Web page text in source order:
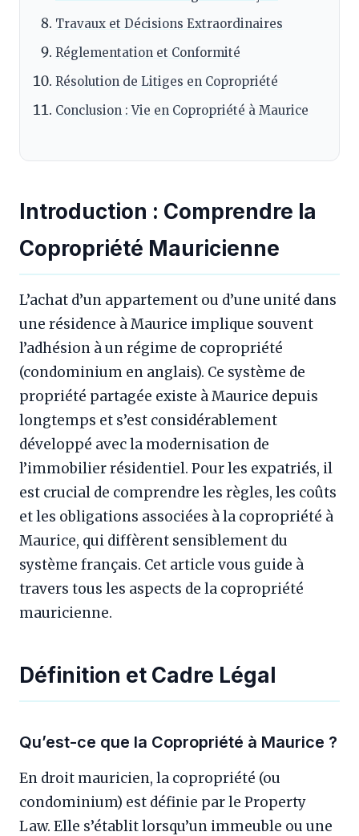
Travaux et Décisions Extraordinaires
Réglementation et Conformité
Résolution de Litiges en Copropriété
Conclusion : Vie en Copropriété à Maurice
Introduction : Comprendre la
Copropriété Mauricienne
L’achat d’un appartement ou d’une unité dans
une résidence à Maurice implique souvent
l’adhésion à un régime de copropriété
(condominium en anglais). Ce système de
propriété partagée existe à Maurice depuis
longtemps et s’est considérablement
développé avec la modernisation de
l’immobilier résidentiel. Pour les expatriés, il
est crucial de comprendre les règles, les coûts
et les obligations associées à la copropriété à
Maurice, qui diffèrent sensiblement du
système français. Cet article vous guide à
travers tous les aspects de la copropriété
mauricienne.
Définition et Cadre Légal
Qu’est-ce que la Copropriété à Maurice ?
En droit mauricien, la copropriété (ou
condominium) est définie par le Property
Law. Elle s’établit lorsqu’un immeuble ou une